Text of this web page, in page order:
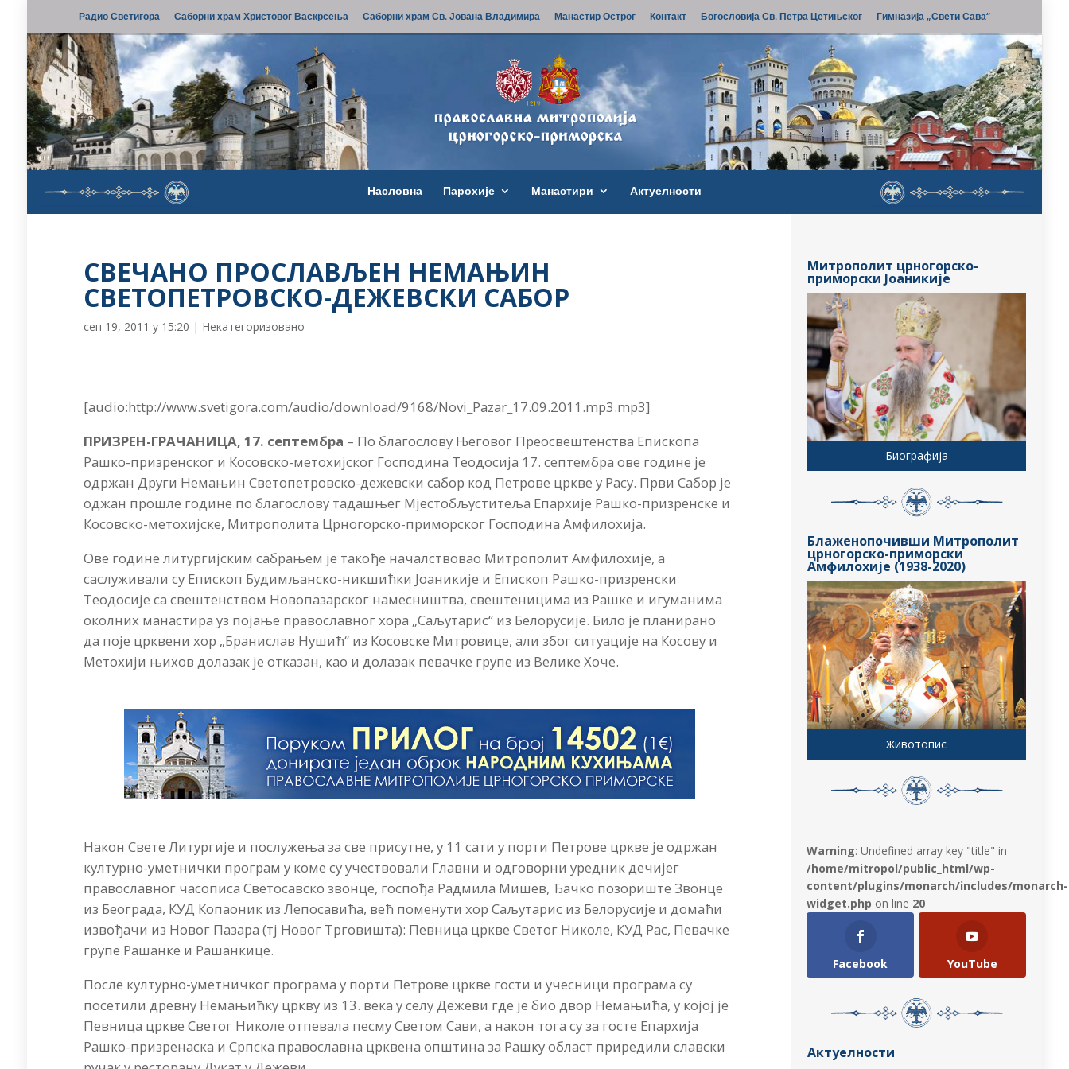
Радио Светигора Саборни храм Христовог Васкрсења Саборни храм Св. Јована Владимира Манастир Острог Контакт Богословија Св. Петра Цетињског Гимназија „Свети Сава“
Насловна Парохије Манастири Актуелности
СВЕЧАНО ПРОСЛАВЉЕН НЕМАЊИН
СВЕТОПЕТРОВСКО-ДЕЖЕВСКИ САБОР
сеп 19, 2011 у 15:20 | Некатегоризовано
[audio:http://www.svetigora.com/audio/download/9168/Novi_Pazar_17.09.2011.mp3.mp3]
ПРИЗРЕН-ГРАЧАНИЦА, 17. септембра – По благослову Његовог Преосвештенства Епископа
Рашко-призренског и Косовско-метохијског Господина Теодосија 17. септембра ове године је
одржан Други Немањин Светопетровско-дежевски сабор код Петрове цркве у Расу. Први Сабор је
оджан прошле године по благослову тадашњег Мјестобљуститеља Епархије Рашко-призренске и
Косовско-метохијске, Митрополита Црногорско-приморског Господина Амфилохија.
Ове године литургијским сабрањем је такође началствовао Митрополит Амфилохије, а
саслуживали су Епископ Будимљанско-никшићки Јоаникије и Епископ Рашко-призренски
Теодосије са свештенством Новопазарског намесништва, свештеницима из Рашке и игуманима
околних манастира уз појање православног хора „Саљутарис“ из Белорусије. Било је планирано
да поје црквени хор „Бранислав Нушић“ из Косовске Митровице, али због ситуације на Косову и
Метохији њихов долазак је отказан, као и долазак певачке групе из Велике Хоче.
Након Свете Литургије и послужења за све присутне, у 11 сати у порти Петрове цркве је одржан
културно-уметнички програм у коме су учествовали Главни и одговорни уредник дечијег
православног часописа Светосавско звонце, госпођа Радмила Мишев, Ђачко позориште Звонце
из Београда, КУД Копаоник из Лепосавића, већ поменути хор Саљутарис из Белорусије и домаћи
извођачи из Новог Пазара (тј Новог Трговишта): Певница цркве Светог Николе, КУД Рас, Певачке
групе Рашанке и Рашанкице.
После културно-уметничког програма у порти Петрове цркве гости и учесници програма су
посетили древну Немањићку цркву из 13. века у селу Дежеви где је био двор Немањића, у којој је
Певница цркве Светог Николе отпевала песму Светом Сави, а након тога су за госте Епархија
Рашко-призренаска и Српска православна црквена општина за Рашку област приредили славски
Митрополит црногорско-
приморски Јоаникије
Биографија
Блаженопочивши Митрополит
црногорско-приморски
Амфилохије (1938-2020)
Животопис
Warning: Undefined array key "title" in
/home/mitropol/public_html/wp-
content/plugins/monarch/includes/monarch-
widget.php on line 20
Facebook YouTube
Актуелности